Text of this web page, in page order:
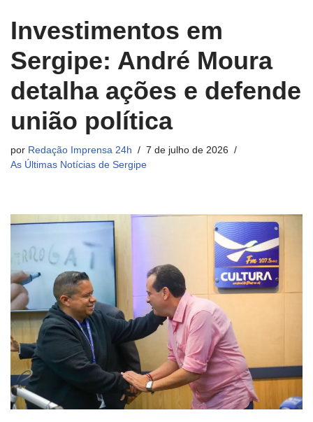
Investimentos em
Sergipe: André Moura
detalha ações e defende
união política
por Redação Imprensa 24h
7 de julho de 2026
As Últimas Notícias de Sergipe